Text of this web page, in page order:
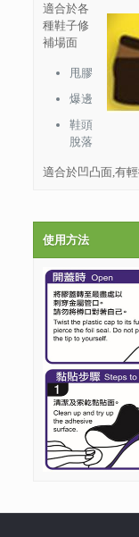
適合於各
種鞋子修
補場面
甩膠
爆邊
鞋頭
脫落
適合於凹凸面,有
使用方法